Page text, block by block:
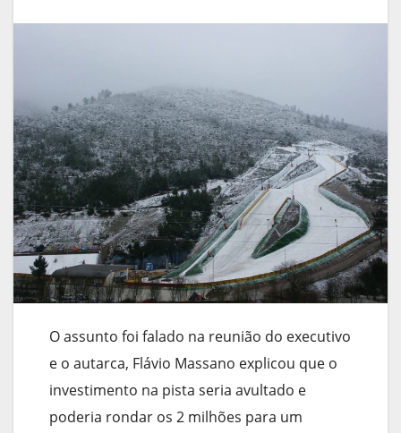
O assunto foi falado na reunião do executivo
e o autarca, Flávio Massano explicou que o
investimento na pista seria avultado e
poderia rondar os 2 milhões para um